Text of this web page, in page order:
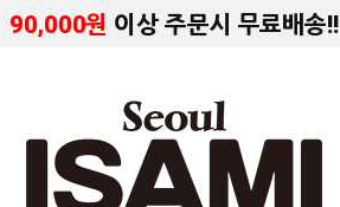
90,000원 이상 주문시 무료배송!!